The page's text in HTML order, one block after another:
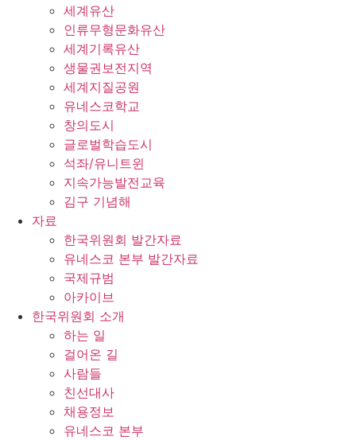
세계유산
인류무형문화유산
세계기록유산
생물권보전지역
세계지질공원
유네스코학교
창의도시
글로벌학습도시
석좌/유니트윈
지속가능발전교육
김구 기념해
자료
한국위원회 발간자료
유네스코 본부 발간자료
국제규범
아카이브
한국위원회 소개
하는 일
걸어온 길
사람들
친선대사
채용정보
유네스코 본부